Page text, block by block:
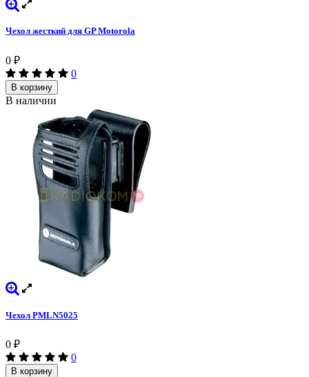
Чехол жесткий для GP Motorola
0 ₽
0
В корзину
В наличии
Чехол PMLN5025
0 ₽
0
В корзину